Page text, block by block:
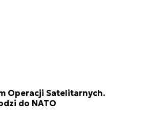
Operacji Satelitarnych.
do NATO